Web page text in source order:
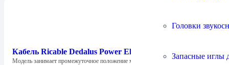
Головки
Запасные иглы
Кабель Ricable Dedalus Power Elite C19–Schuko
Модель занимает промежуточное положение между Dedalus…